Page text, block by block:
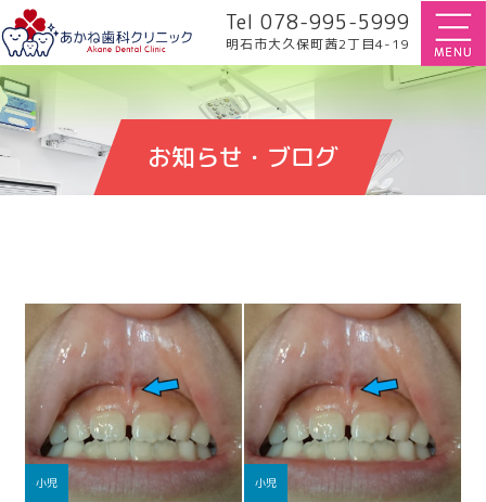
Tel 078-995-5999
明石市大久保町茜2丁目4-19
お知らせ・ブログ
小児 小児